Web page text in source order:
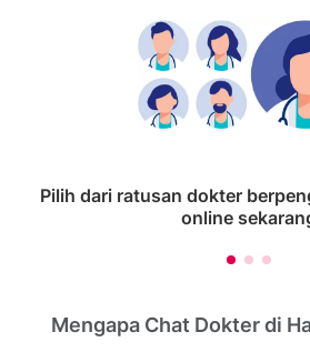
Pilih dari ratusan dokter
online
Mengapa Chat Dokter di